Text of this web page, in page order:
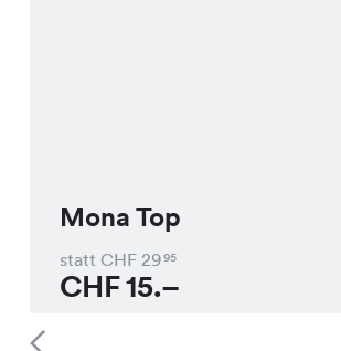
Mona Top
statt CHF 2995
CHF15.–